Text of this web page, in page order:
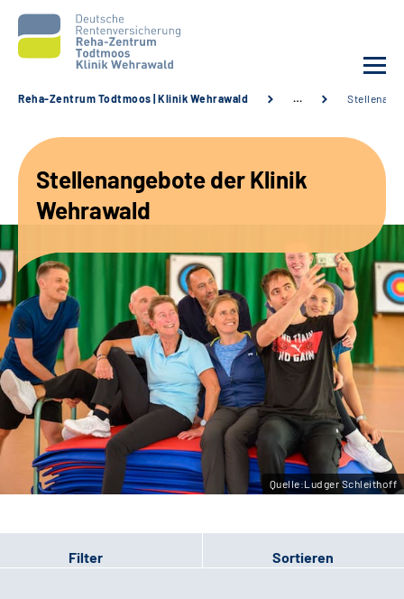
Unsere Angebote
Karriere
Sozialdienste & Zuweisende
Suche
Leichte Sprache
Gebärdensprache
Reha-Zentrum Todtmoos | Klinik Wehrawald …
Stellenangebote der Klinik
Wehrawald
Quelle:Ludger Schleithoff
Filter Sortieren